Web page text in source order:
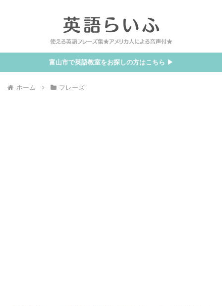
富山市で英語教室をお探しの方はこちら ▶
ホーム フレーズ